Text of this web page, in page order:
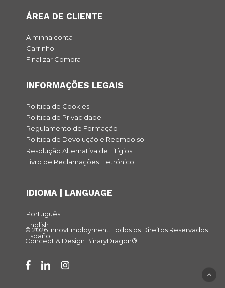
ÁREA DE CLIENTE
A minha conta
Carrinho
Finalizar Compra
INFORMAÇÕES LEGAIS
Política de Cookies
Política de Privacidade
Regulamento de Formação
Política de Devolução e Reembolso
Resolução Alternativa de Litígios
Livro de Reclamações Eletrónico
IDIOMA | LANGUAGE
Português
English
Español
© 2026 InnovEmployment. Todos os Direitos Reservados
Concept & Design BinaryDragon®
facebooklinkedininstagram